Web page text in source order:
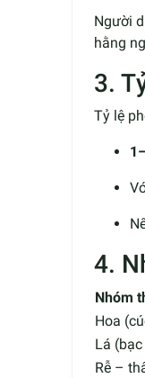
Người
hằng
3.
Tỷ lệ
4.
Nhóm
Hoa
Lá
Rễ –